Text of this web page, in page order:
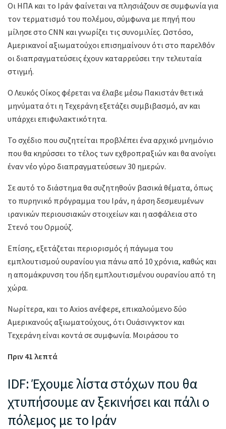
Οι ΗΠΑ και το Ιράν φαίνεται να πλησιάζουν σε συμφωνία για
τον τερματισμό του πολέμου, σύμφωνα με πηγή που
μίλησε στο CNN και γνωρίζει τις συνομιλίες. Ωστόσο,
Αμερικανοί αξιωματούχοι επισημαίνουν ότι στο παρελθόν
οι διαπραγματεύσεις έχουν καταρρεύσει την τελευταία
στιγμή.
Ο Λευκός Οίκος φέρεται να έλαβε μέσω Πακιστάν θετικά
μηνύματα ότι η Τεχεράνη εξετάζει συμβιβασμό, αν και
υπάρχει επιφυλακτικότητα.
Το σχέδιο που συζητείται προβλέπει ένα αρχικό μνημόνιο
που θα κηρύσσει το τέλος των εχθροπραξιών και θα ανοίγει
έναν νέο γύρο διαπραγματεύσεων 30 ημερών.
Σε αυτό το διάστημα θα συζητηθούν βασικά θέματα, όπως
το πυρηνικό πρόγραμμα του Ιράν, η άρση δεσμευμένων
ιρανικών περιουσιακών στοιχείων και η ασφάλεια στο
Στενό του Ορμούζ.
Επίσης, εξετάζεται περιορισμός ή πάγωμα του
εμπλουτισμού ουρανίου για πάνω από 10 χρόνια, καθώς και
η απομάκρυνση του ήδη εμπλουτισμένου ουρανίου από τη
χώρα.
Νωρίτερα, και το Axios ανέφερε, επικαλούμενο δύο
Αμερικανούς αξιωματούχους, ότι Ουάσινγκτον και
Τεχεράνη είναι κοντά σε συμφωνία. Μοιράσου το
Πριν 41 λεπτά
IDF: Έχουμε λίστα στόχων που θα
χτυπήσουμε αν ξεκινήσει και πάλι ο
πόλεμος με το Ιράν